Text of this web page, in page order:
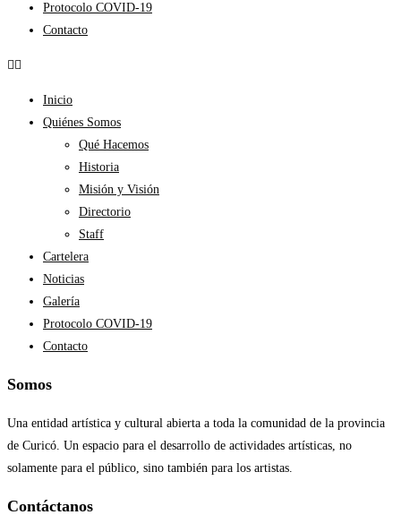
Protocolo COVID-19
Contacto
Inicio
Quiénes Somos
Qué Hacemos
Historia
Misión y Visión
Directorio
Staff
Cartelera
Noticias
Galería
Protocolo COVID-19
Contacto
Somos
Una entidad artística y cultural abierta a toda la comunidad de la provincia
de Curicó. Un espacio para el desarrollo de actividades artísticas, no
solamente para el público, sino también para los artistas.
Contáctanos​